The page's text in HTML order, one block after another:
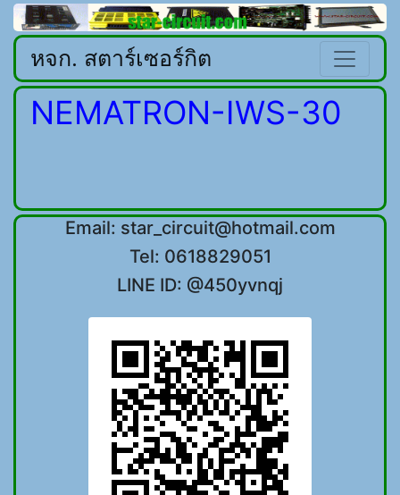
หจก. สตาร์เซอร์กิต
NEMATRON-IWS-30
Email: star_circuit@hotmail.com
Tel: 0618829051
LINE ID: @450yvnqj